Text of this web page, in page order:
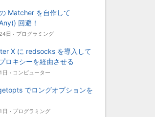
Matcher を自作して
回避！
日 プログラミング
X に redsocks を導入して
ロキシーを経由させる
日 コンピューター
でロングオプションを
日 プログラミング